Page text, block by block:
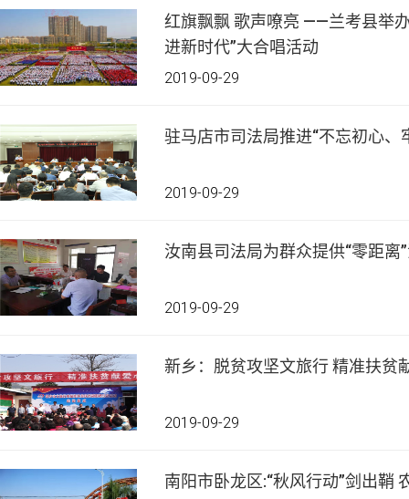
红旗飘飘 歌声嘹亮 ——兰考县举
进新时代”大合唱活动
2019-09-29
驻马店市司法局推进“不忘初心、
2019-09-29
汝南县司法局为群众提供“零距离
2019-09-29
新乡：脱贫攻坚文旅行 精准扶贫
2019-09-29
南